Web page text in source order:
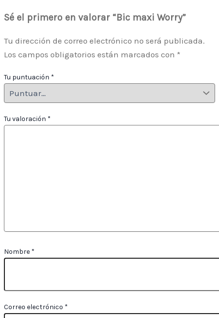
Sé el primero en valorar “Bic maxi Worry”
Tu dirección de correo electrónico no será publicada.
Los campos obligatorios están marcados con *
Tu puntuación *
Tu valoración *
Nombre *
Correo electrónico *